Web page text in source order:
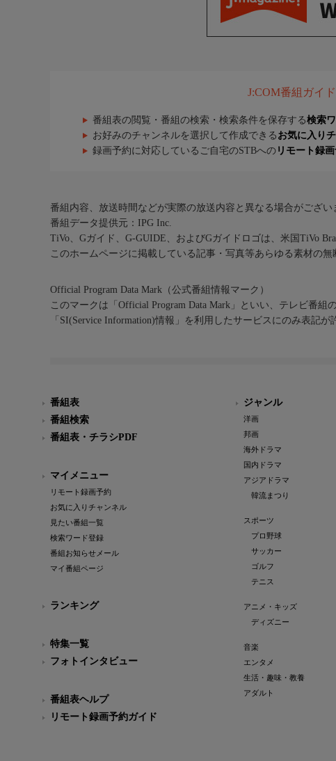
J:COM番組ガイ
番組表の閲覧・番組の検索・検索条件を保存する検索
お好みのチャンネルを選択して作成できる お気に入り
録画予約に対応しているご自宅のSTBへの リモート録
番組内容、放送時間などが実際の放送内容と異なる場合がござい
番組データ提供元：IPG Inc.
TiVo、Gガイド、G-GUIDE、およびGガイドロゴは、米国TiVo
このホームページに掲載している記事・写真等あらゆる素材の無
Official Program Data Mark（公式番組情報マーク）
このマークは「Official Program Data Mark」といい、テレビ番組
「SI(Service Information)情報」を利用したサービスにのみ表記が
番組表
番組検索
番組表・チラシPDF
マイメニュー
リモート録画予約
お気に入りチャンネル
見たい番組一覧
検索ワード登録
番組お知らせメール
マイ番組ページ
ランキング
特集一覧
フォトインタビュー
番組表ヘルプ
リモート録画予約ガイド
ジャンル
洋画
邦画
海外ドラマ
国内ドラマ
アジアドラマ
韓流まつり
スポーツ
プロ野球
サッカー
ゴルフ
テニス
アニメ・キッズ
ディズニー
音楽
エンタメ
生活・趣味・教養
アダルト